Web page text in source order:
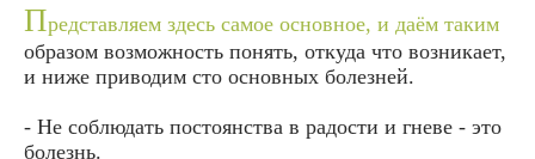
Представляем здесь самое основное, и даём таким
образом возможность понять, откуда что возникает,
и ниже приводим сто основных болезней.
- Не соблюдать постоянства в радости и гневе - это
болезнь.